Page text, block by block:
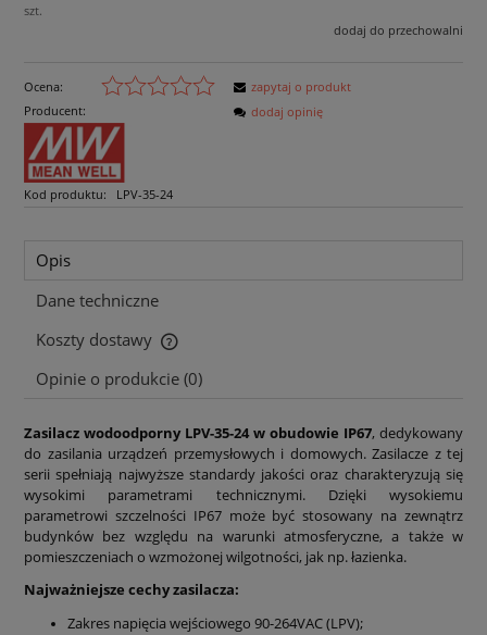
szt.
dodaj do przechowalni
Ocena:
Producent:
Kod produktu: LPV-35-24
zapytaj o produkt
dodaj opinię
Opis
Dane techniczne
Koszty dostawy
Cena nie zawiera ewentualnych kosztów płatności
Opinie o produkcie (0)
Zasilacz wodoodporny LPV-35-24 w obudowie IP67, dedykowany
do zasilania urządzeń przemysłowych i domowych. Zasilacze z tej
serii spełniają najwyższe standardy jakości oraz charakteryzują się
wysokimi parametrami technicznymi. Dzięki wysokiemu
parametrowi szczelności IP67 może być stosowany na zewnątrz
budynków bez względu na warunki atmosferyczne, a także w
pomieszczeniach o wzmożonej wilgotności, jak np. łazienka.
Najważniejsze cechy zasilacza:
Zakres napięcia wejściowego 90-264VAC (LPV);